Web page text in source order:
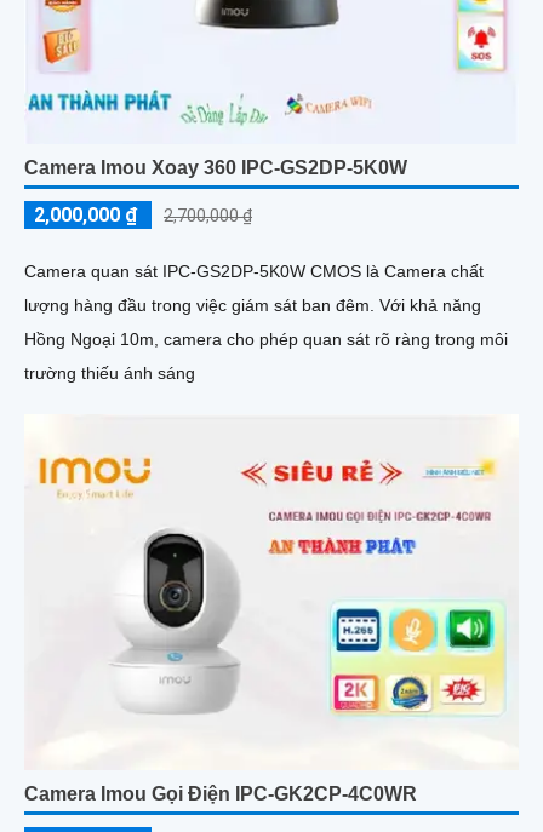
Camera Imou Xoay 360 IPC-GS2DP-5K0W
2,000,000 ₫ 2,700,000 ₫
Camera quan sát IPC-GS2DP-5K0W CMOS là Camera chất
lượng hàng đầu trong việc giám sát ban đêm. Với khả năng
Hồng Ngoại 10m, camera cho phép quan sát rõ ràng trong môi
trường thiếu ánh sáng
Camera Imou Gọi Điện IPC-GK2CP-4C0WR